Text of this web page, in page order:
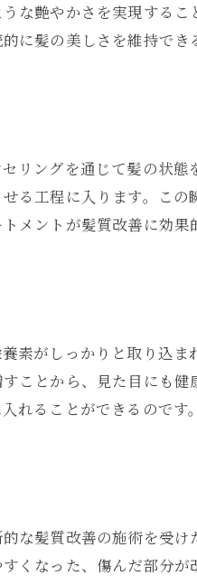
な艶やかさを実現するこ
に髪の美しさを維持でき
リングを通じて髪の状態
る工程に入ります。この
メントが髪質改善に効果
素がしっかりと取り込ま
ことから、見た目にも健
れることができるのです
な髪質改善の施術を受け
くなった、傷んだ部分が